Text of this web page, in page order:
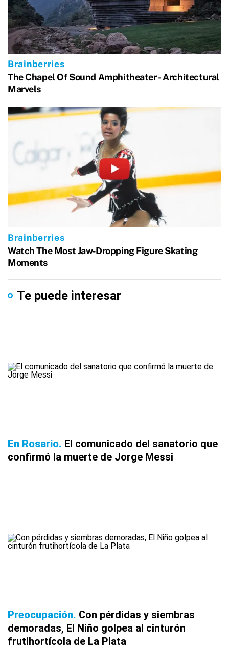
Te puede interesar
En Rosario El comunicado del sanatorio que
confirmó la muerte de Jorge Messi
Preocupación Con pérdidas y siembras
demoradas, El Niño golpea al cinturón
frutihortícola de La Plata